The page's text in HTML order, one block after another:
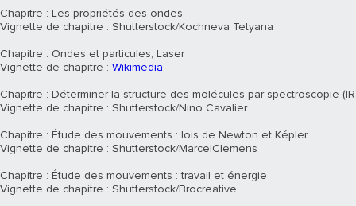
Chapitre : Les propriétés des ondes
Vignette de chapitre : Shutterstock/Kochneva Tetyana
Chapitre : Ondes et particules, Laser
Vignette de chapitre : Wikimedia
Chapitre : Déterminer la structure des molécules par spectroscopie
Vignette de chapitre : Shutterstock/Nino Cavalier
Chapitre : Étude des mouvements : lois de Newton et Képler
Vignette de chapitre : Shutterstock/MarcelClemens
Chapitre : Étude des mouvements : travail et énergie
Vignette de chapitre : Shutterstock/Brocreative